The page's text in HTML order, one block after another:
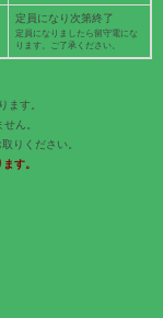
定員になり次第終了
定員になりましたら留守電にな
ります。ご了承ください。
す。
ん。
りください。
す。